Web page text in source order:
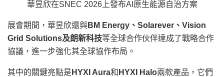
華昱欣在SNEC 2026上發布AI原生能源自治方案
展會期間，華昱欣還與BM Energy、Solarever、Vision
Grid Solutions及朗新科技等全球合作伙伴達成了戰略合作
協議，進一步強化其全球協作布局。
其中的關鍵亮點是 HYXI Aura和 HYXI Halo兩款產品，它們